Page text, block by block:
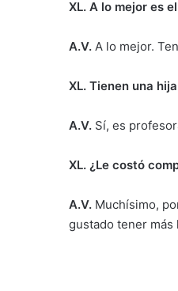
XL. A lo mejor es
A.V. A lo mejor.
XL. Tienen una
A.V. Sí, es
XL. ¿Le costó
A.V. Muchísimo,
gustado tener más